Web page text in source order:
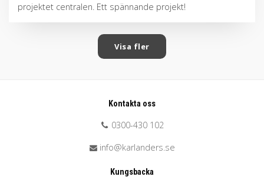
projektet centralen. Ett spännande projekt!
Visa fler
Kontakta oss
0300-430 102
info@karlanders.se
Kungsbacka